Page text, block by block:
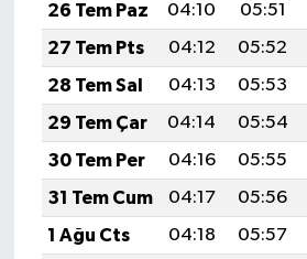
26 Tem Paz
04:10 05:51
27 Tem Pts
04:12 05:52
28 Tem Sal
04:13 05:53
29 Tem Çar
04:14 05:54
30 Tem Per
04:16 05:55
31 Tem Cum
04:17 05:56
1 Ağu Cts
04:18 05:57